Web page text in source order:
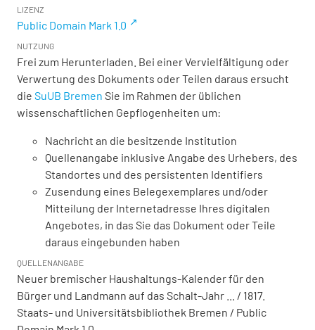
LIZENZ
Public Domain Mark 1.0
NUTZUNG
Frei zum Herunterladen. Bei einer Vervielfältigung oder
Verwertung des Dokuments oder Teilen daraus ersucht
die SuUB Bremen Sie im Rahmen der üblichen
wissenschaftlichen Gepflogenheiten um:
Nachricht an die besitzende Institution
Quellenangabe inklusive Angabe des Urhebers, des
Standortes und des persistenten Identifiers
Zusendung eines Belegexemplares und/oder
Mitteilung der Internetadresse Ihres digitalen
Angebotes, in das Sie das Dokument oder Teile
daraus eingebunden haben
QUELLENANGABE
Neuer bremischer Haushaltungs-Kalender für den
Bürger und Landmann auf das Schalt-Jahr ... / 1817.
Staats- und Universitätsbibliothek Bremen / Public